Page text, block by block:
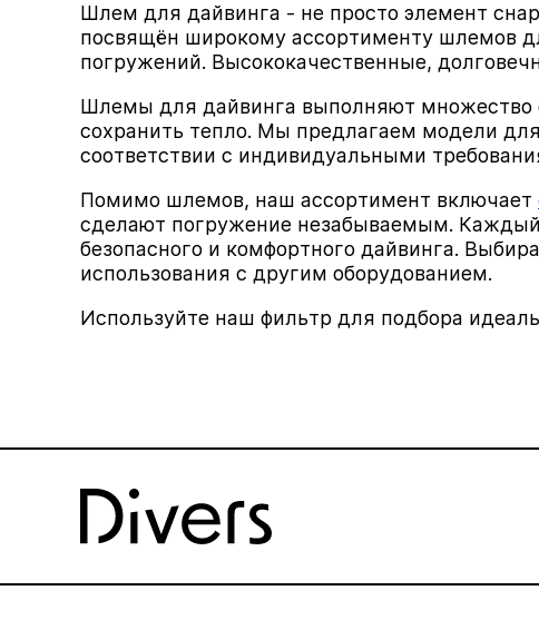
Шлем для дайвинга - не просто элемент
посвящён широкому ассортименту шлемов
погружений. Высококачественные,
Шлемы для дайвинга выполняют множество
сохранить тепло. Мы предлагаем модели
соответствии с индивидуальными
Помимо шлемов, наш ассортимент включает
сделают погружение незабываемым. Каждый
безопасного и комфортного дайвинга.
использования с другим оборудованием.
Используйте наш фильтр для подбора